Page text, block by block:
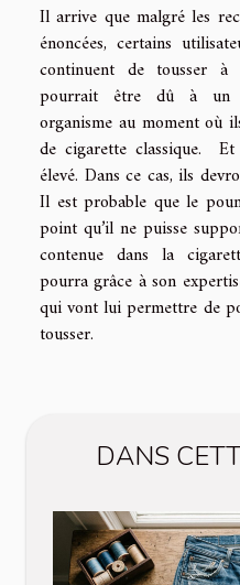
Il arrive que malgré les
énoncées, certains
continuent de tousser
pourrait être dû à un
organisme au moment où
de cigarette classique.
élevé. Dans ce cas, ils
Il est probable que le
point qu’il ne puisse
contenue dans la
pourra grâce à son
qui vont lui permettre de
tousser.
DANS